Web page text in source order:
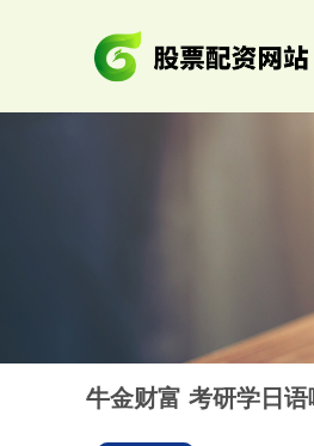
牛金财富 考研学日